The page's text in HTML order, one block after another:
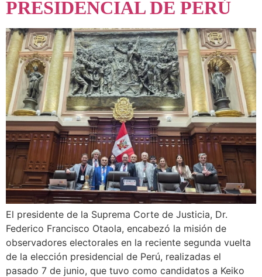
PRESIDENCIAL DE PERÚ
El presidente de la Suprema Corte de Justicia, Dr.
Federico Francisco Otaola, encabezó la misión de
observadores electorales en la reciente segunda vuelta
de la elección presidencial de Perú, realizadas el
pasado 7 de junio, que tuvo como candidatos a Keiko